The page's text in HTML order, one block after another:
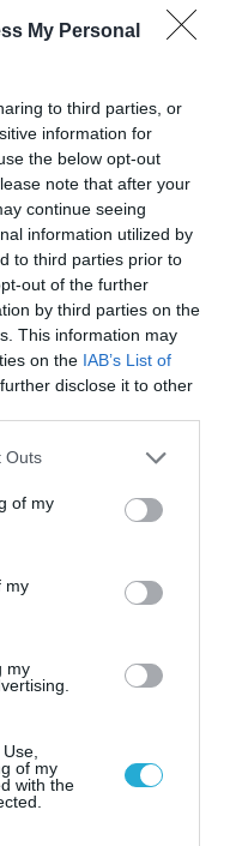
My Personal
to third parties, or
information for
the below opt-out
note that after your
continue seeing
information utilized by
to third parties prior to
out of the further
by third parties on the
This information may
on the IAB’s List of
disclose it to other
one or more Google
You may click to
its third-party tags to
in below Google
Outs
of my
my
my
of my
with the
Οι
ρωσικές
ανάρτηση